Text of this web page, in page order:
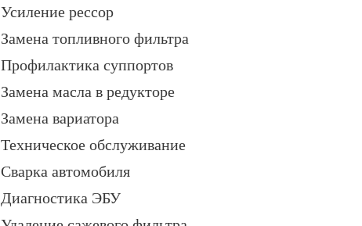
Усиление рессор
Замена топливного фильтра
Профилактика суппортов
Замена масла в редукторе
Замена вариатора
Техническое обслуживание
Сварка автомобиля
Диагностика ЭБУ